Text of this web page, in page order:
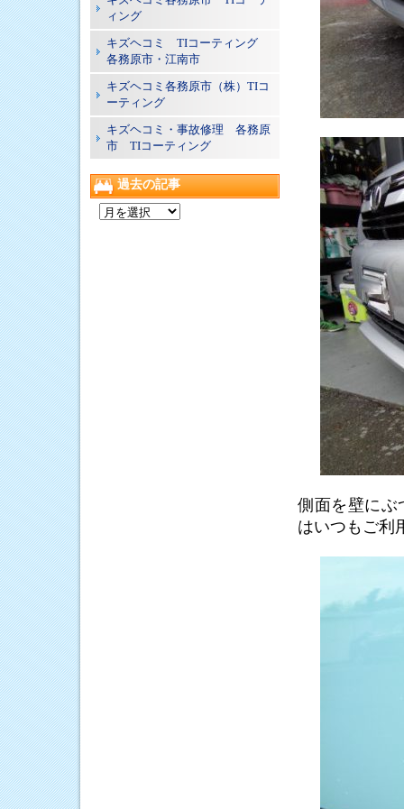
側面を壁に
はいつもご利
ィング
キズヘコミ TIコーティング
各務原市・江南市
キズヘコミ各務原市（株）TIコ
ーティング
キズヘコミ・事故修理 各務原
市 TIコーティング
過去の記事
過
去